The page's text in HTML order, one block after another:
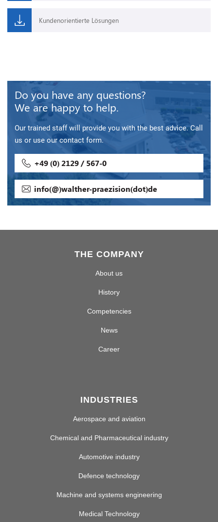
Kundenorientierte Lösungen
Do you have any questions?
We are happy to help.
Our trained staff will provide you with the best advice. Call
us or use our contact form.
+49 (0) 2129 / 567-0
info(@)walther-praezision(dot)de
THE COMPANY
About us
History
Competencies
News
Career
INDUSTRIES
Aerospace and aviation
Chemical and Pharmaceutical industry
Automotive industry
Defence technology
Machine and systems engineering
Medical Technology